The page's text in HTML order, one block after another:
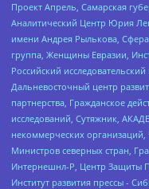
Проект Апрель, Самарская
Аналитический Центр Юрия
имени Андрея Рылькова,
группа, Женщины Евразии,
Российский
Дальневосточный центр
партнерства, Гражданское
исследований, Сутяжник,
некоммерческих
Министров северных стран,
Интернешнл-Р, Центр Защиты
Институт развития прессы -